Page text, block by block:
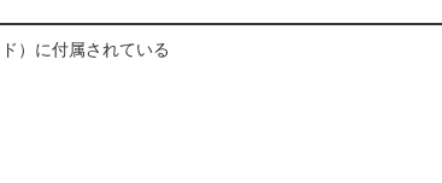
ド）に付属されている